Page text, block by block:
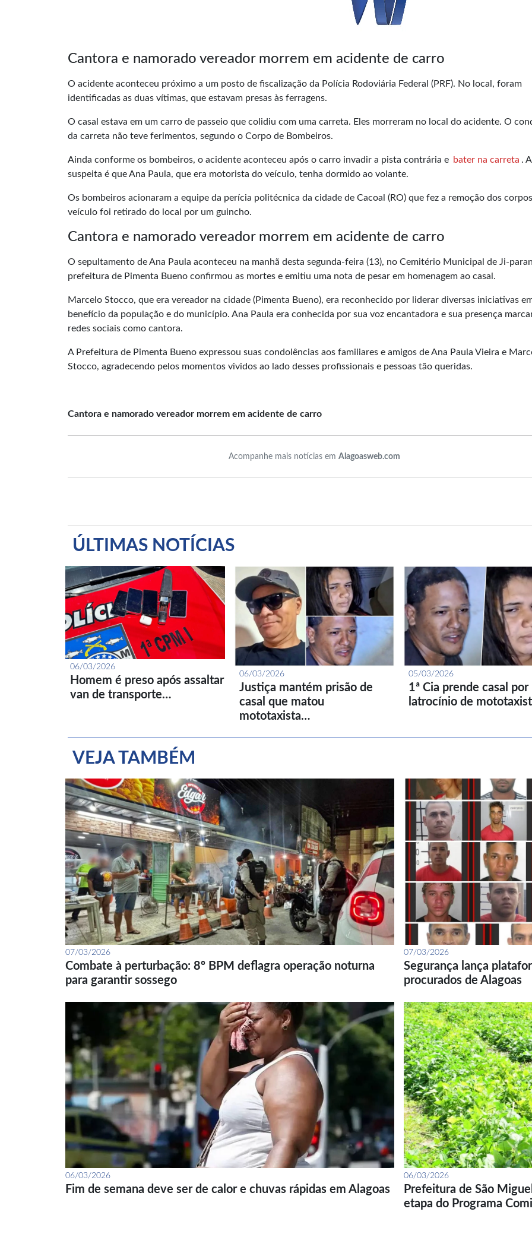
Cantora e namorado vereador morrem em acidente de carro
O acidente aconteceu próximo a um posto de fiscalização da Polícia Rodoviária Federal (PRF). No local, foram
identificadas as duas vítimas, que estavam presas às ferragens.
O casal estava em um carro de passeio que colidiu com uma carreta. Eles morreram no local do acidente. O
da carreta não teve ferimentos, segundo o Corpo de Bombeiros.
Ainda conforme os bombeiros, o acidente aconteceu após o carro invadir a pista contrária e bater na carreta . A
suspeita é que Ana Paula, que era motorista do veículo, tenha dormido ao volante.
Os bombeiros acionaram a equipe da perícia politécnica da cidade de Cacoal (RO) que fez a remoção dos
veículo foi retirado do local por um guincho.
Cantora e namorado vereador morrem em acidente de carro
O sepultamento de Ana Paula aconteceu na manhã desta segunda-feira (13), no Cemitério Municipal de Ji-
prefeitura de Pimenta Bueno confirmou as mortes e emitiu uma nota de pesar em homenagem ao casal.
Marcelo Stocco, que era vereador na cidade (Pimenta Bueno), era reconhecido por liderar diversas iniciativas
benefício da população e do município. Ana Paula era conhecida por sua voz encantadora e sua presença
redes sociais como cantora.
A Prefeitura de Pimenta Bueno expressou suas condolências aos familiares e amigos de Ana Paula Vieira e
Stocco, agradecendo pelos momentos vividos ao lado desses profissionais e pessoas tão queridas.
Cantora e namorado vereador morrem em acidente de carro
Acompanhe mais notícias em Alagoasweb.com
ÚLTIMAS NOTÍCIAS
06/03/2026
Homem é preso após assaltar
van de transporte…
06/03/2026
Justiça mantém prisão de
casal que matou
mototaxista…
05/03/2026
1ª Cia prende casal por
latrocínio de
VEJA TAMBÉM
07/03/2026
Combate à perturbação: 8º BPM deflagra operação noturna
para garantir sossego
07/03/2026
Segurança lança
procurados de Alagoas
06/03/2026
Fim de semana deve ser de calor e chuvas rápidas em Alagoas
06/03/2026
Prefeitura de São
etapa do Programa